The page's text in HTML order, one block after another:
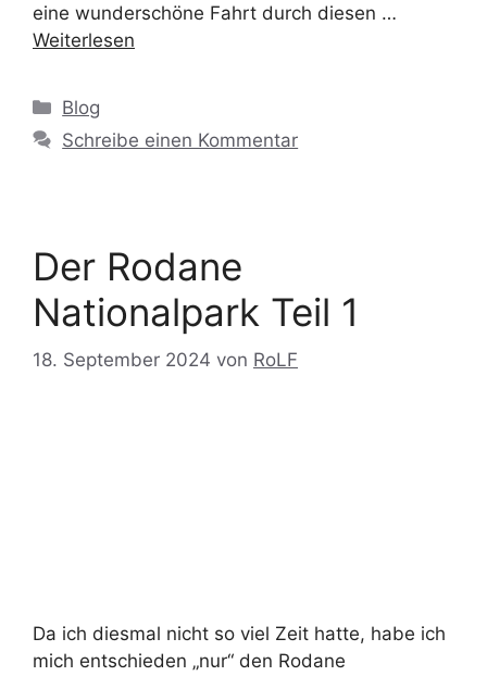
eine wunderschöne Fahrt durch diesen …
Weiterlesen
Blog
Schreibe einen Kommentar
Der Rodane
Nationalpark Teil 1
18. September 2024 von RoLF
Da ich diesmal nicht so viel Zeit hatte, habe ich
mich entschieden „nur“ den Rodane